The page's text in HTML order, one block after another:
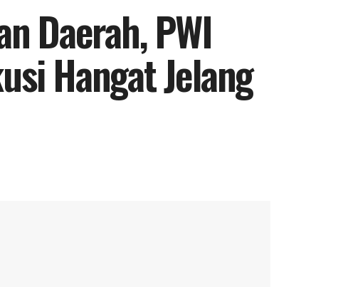
Daerah, PWI
Hangat Jelang